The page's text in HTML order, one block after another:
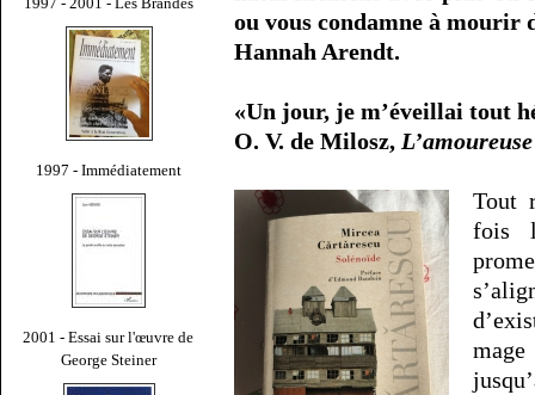
1997 - Immédiatement
2001 - Essai sur l'œuvre de
George Steiner
ou vous condamne à mourir
Hannah Arendt.
«Un jour, je m’éveillai tout
O. V. de Milosz,
Tout
fois